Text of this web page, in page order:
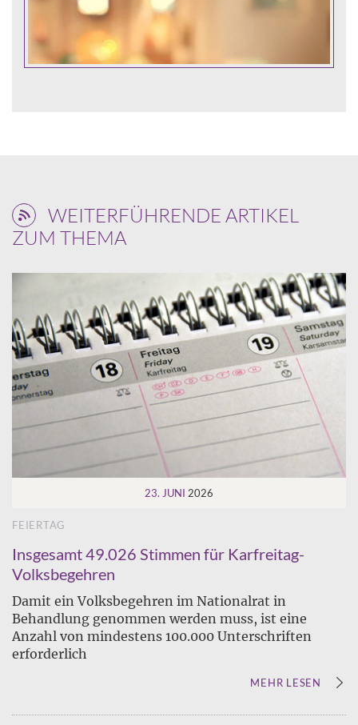
WEITERFÜHRENDE ARTIKEL
ZUM THEMA
23. JUNI 2026
FEIERTAG
Insgesamt 49.026 Stimmen für Karfreitag-
Volksbegehren
Damit ein Volksbegehren im Nationalrat in
Behandlung genommen werden muss, ist eine
Anzahl von mindestens 100.000 Unterschriften
erforderlich
MEHR LESEN